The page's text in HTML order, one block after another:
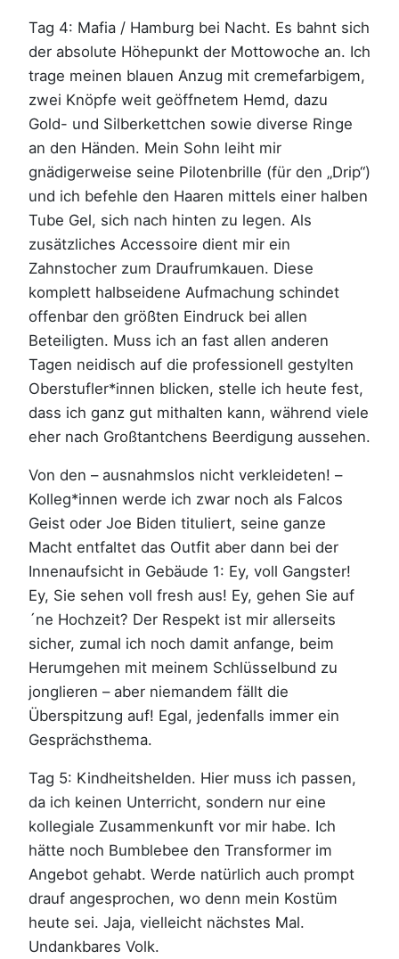
Tag 4: Mafia / Hamburg bei Nacht. Es bahnt sich
der absolute Höhepunkt der Mottowoche an. Ich
trage meinen blauen Anzug mit cremefarbigem,
zwei Knöpfe weit geöffnetem Hemd, dazu
Gold- und Silberkettchen sowie diverse Ringe
an den Händen. Mein Sohn leiht mir
gnädigerweise seine Pilotenbrille (für den „Drip“)
und ich befehle den Haaren mittels einer halben
Tube Gel, sich nach hinten zu legen. Als
zusätzliches Accessoire dient mir ein
Zahnstocher zum Draufrumkauen. Diese
komplett halbseidene Aufmachung schindet
offenbar den größten Eindruck bei allen
Beteiligten. Muss ich an fast allen anderen
Tagen neidisch auf die professionell gestylten
Oberstufler*innen blicken, stelle ich heute fest,
dass ich ganz gut mithalten kann, während viele
eher nach Großtantchens Beerdigung aussehen.
Von den – ausnahmslos nicht verkleideten! –
Kolleg*innen werde ich zwar noch als Falcos
Geist oder Joe Biden tituliert, seine ganze
Macht entfaltet das Outfit aber dann bei der
Innenaufsicht in Gebäude 1: Ey, voll Gangster!
Ey, Sie sehen voll fresh aus! Ey, gehen Sie auf
´ne Hochzeit? Der Respekt ist mir allerseits
sicher, zumal ich noch damit anfange, beim
Herumgehen mit meinem Schlüsselbund zu
jonglieren – aber niemandem fällt die
Überspitzung auf! Egal, jedenfalls immer ein
Gesprächsthema.
Tag 5: Kindheitshelden. Hier muss ich passen,
da ich keinen Unterricht, sondern nur eine
kollegiale Zusammenkunft vor mir habe. Ich
hätte noch Bumblebee den Transformer im
Angebot gehabt. Werde natürlich auch prompt
drauf angesprochen, wo denn mein Kostüm
heute sei. Jaja, vielleicht nächstes Mal.
Undankbares Volk.